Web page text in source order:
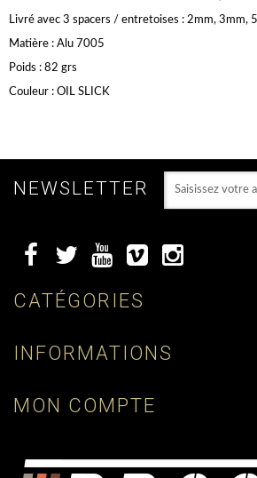
Livré avec 3 spacers / entretoises : 2mm, 3mm,
Matière : Alu 7005
Poids : 82 grs
Couleur : OIL SLICK
NEWSLETTER
CATÉGORIES
INFORMATIONS
MON COMPTE